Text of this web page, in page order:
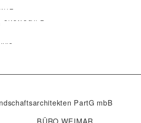
PartG mbB
BÜRO WEIMAR